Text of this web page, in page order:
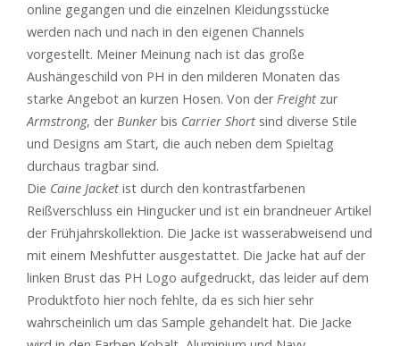
online gegangen und die einzelnen Kleidungsstücke
werden nach und nach in den eigenen Channels
vorgestellt. Meiner Meinung nach ist das große
Aushängeschild von PH in den milderen Monaten das
starke Angebot an kurzen Hosen. Von derFreight zur
Armstrong, derBunker bis Carrier Short sind diverse Stile
und Designs am Start, die auch neben dem Spieltag
durchaus tragbar sind.
Die Caine Jacket ist durch den kontrastfarbenen
Reißverschluss ein Hingucker und ist ein brandneuer Artikel
der Frühjahrskollektion. Die Jacke ist wasserabweisend und
mit einem Meshfutter ausgestattet. Die Jacke hat auf der
linken Brust das PH Logo aufgedruckt, das leider auf dem
Produktfoto hier noch fehlte, da es sich hier sehr
wahrscheinlich um das Sample gehandelt hat. Die Jacke